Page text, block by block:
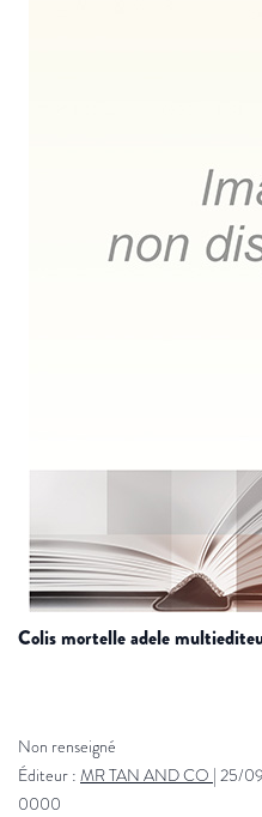
colis mortelle adele
Non renseigné
Éditeur : MR TAN AND CO | 25/
0000